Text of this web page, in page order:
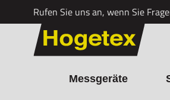
Rufen Sie uns an, wenn Sie
Zum Inhalt springen
Messgeräte